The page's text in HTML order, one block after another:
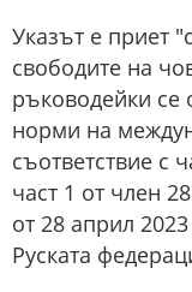
Указът е приет
свободите на
ръководейки
норми на
съответствие с
част 1 от член
от 28 април
Руската